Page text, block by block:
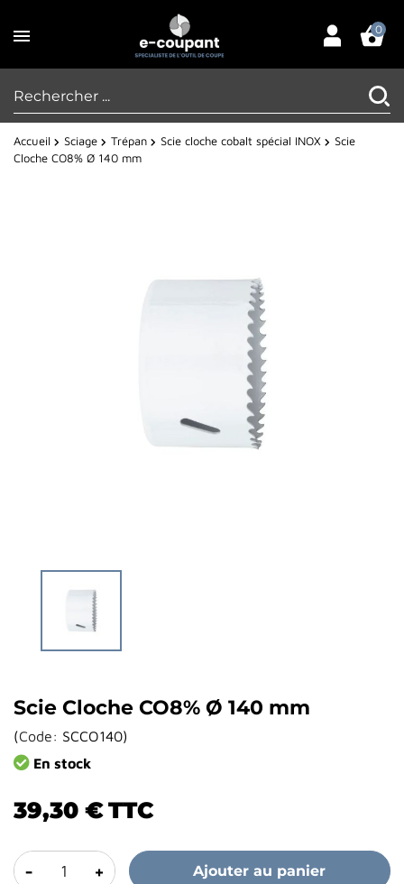
0
Accueil Sciage Trépan Scie cloche cobalt spécial INOX
Scie
Cloche CO8% Ø 140 mm
Scie Cloche CO8% Ø 140 mm
(Code: SCCO140)
En stock
39,30 €TTC
- + Ajouter au panier